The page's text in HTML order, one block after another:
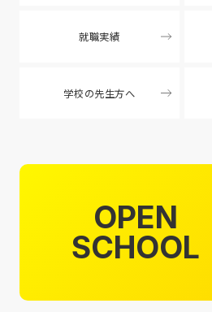
就職実績
学校の先生方へ
OPEN
SCHOOL